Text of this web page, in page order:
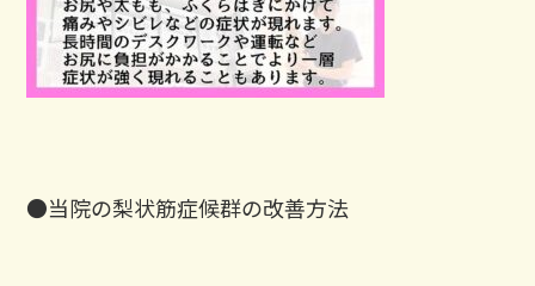
●当院の梨状筋症候群の改善方法